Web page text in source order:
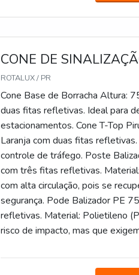
CONE DE
ROTALUX / PR
Cone Base de Borracha Altura:
duas fitas refletivas. Ideal para
estacionamentos. Cone T-Top
Laranja com duas fitas
controle de tráfego. Poste
com três fitas refletivas.
com alta circulação, pois se
segurança. Pode Balizador PE
refletivas. Material: Polietileno
risco de impacto, mas que